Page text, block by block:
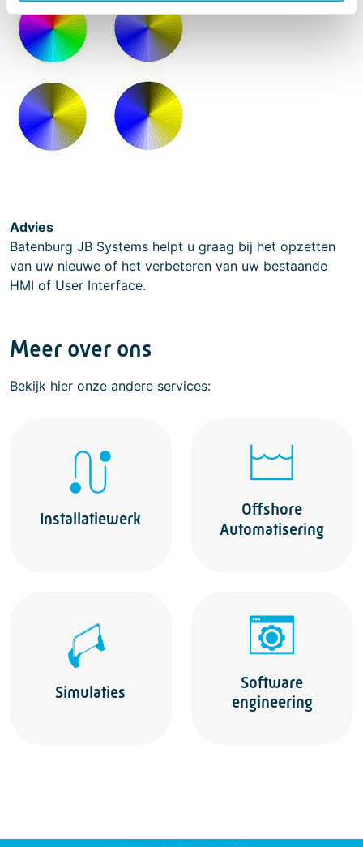
Advies
Batenburg JB Systems helpt u graag bij het opzetten
van uw nieuwe of het verbeteren van uw bestaande
HMI of User Interface.
Meer over ons
Bekijk hier onze andere services:
Installatiewerk
Offshore
Automatisering
Simulaties
Software
engineering